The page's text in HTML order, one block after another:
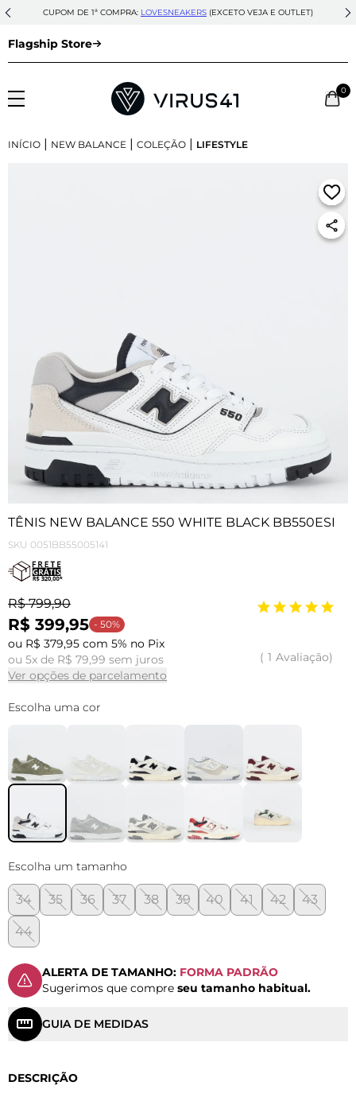
CUPOM DE 1ª COMPRA: LOVESNEAKERS (EXCETO VEJA E OUTLET)
Flagship Store
0
INÍCIO | NEW BALANCE | COLEÇÃO | LIFESTYLE
TÊNIS NEW BALANCE 550 WHITE BLACK BB550ESI
SKU 0051BB55005141
R$ 799,90
R$ 399,95 - 50%
ou R$ 379,95 com 5% no Pix
ou 5x de R$ 79,99 sem juros
Ver opções de parcelamento
1 Avaliação
Escolha uma cor
Escolha um tamanho
34 35 36 37 38 39 40 41 42 43
44
ALERTA DE TAMANHO: FORMA PADRÃO
Sugerimos que compre seu tamanho habitual.
GUIA DE MEDIDAS
DESCRIÇÃO